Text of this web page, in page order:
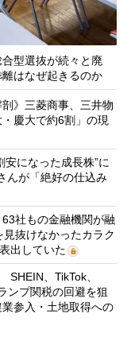
型選抜が続々と廃
はなぜ起きるのか
》三菱商事、三井物
慶大で約6割」の現
安になった成長株”に
が「絶好の仕込み
社もの金融機関が融
抜けなかったカラク
出していた
、TikTok、
ンプ関税の回避を狙
参入・土地取得への